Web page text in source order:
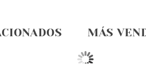
MÁS